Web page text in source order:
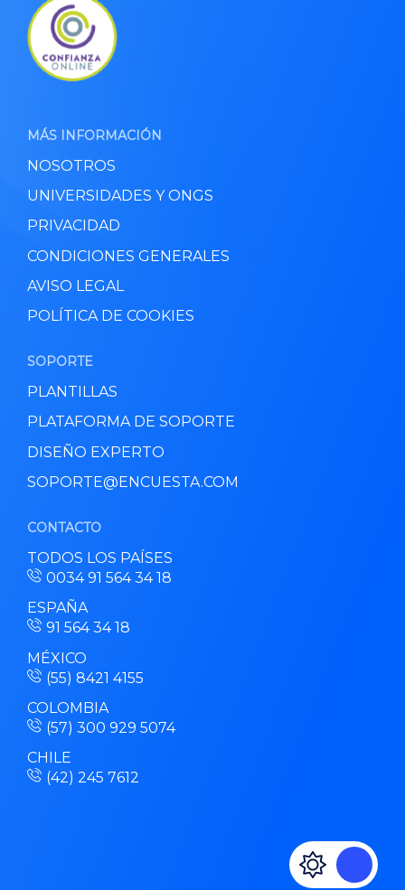
MÁS INFORMACIÓN
NOSOTROS
UNIVERSIDADES Y ONGS
PRIVACIDAD
CONDICIONES GENERALES
AVISO LEGAL
POLÍTICA DE COOKIES
SOPORTE
PLANTILLAS
PLATAFORMA DE SOPORTE
DISEÑO EXPERTO
SOPORTE@ENCUESTA.COM
CONTACTO
TODOS LOS PAÍSES
0034 91 564 34 18
ESPAÑA
91 564 34 18
MÉXICO
(55) 8421 4155
COLOMBIA
(57) 300 929 5074
CHILE
(42) 245 7612